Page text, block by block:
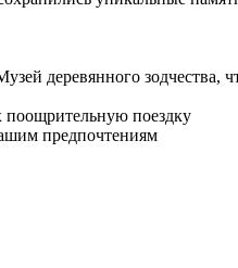
деревянного зодчества,
поощрительную поездку
предпочтениям